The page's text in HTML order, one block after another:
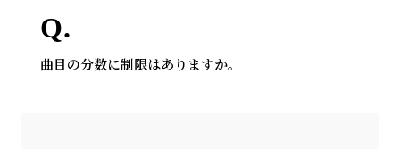
曲目の分数に制限はありますか。